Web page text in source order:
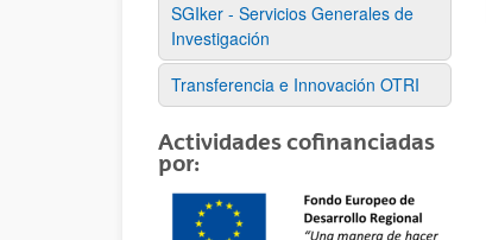
SGIker - Servicios Generales de
Investigación
Transferencia e Innovación OTRI
Actividades cofinanciadas
por: